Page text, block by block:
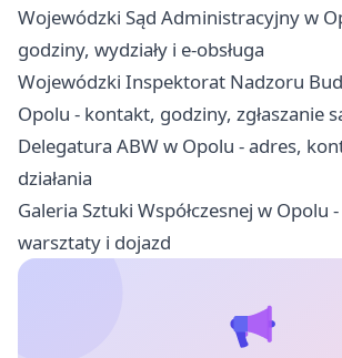
Wojewódzki Sąd Administracyjny w
godziny, wydziały i e-obsługa
Wojewódzki Inspektorat Nadzoru
Opolu - kontakt, godziny, zgłaszanie
Delegatura ABW w Opolu - adres,
działania
Galeria Sztuki Współczesnej w Opolu
warsztaty i dojazd